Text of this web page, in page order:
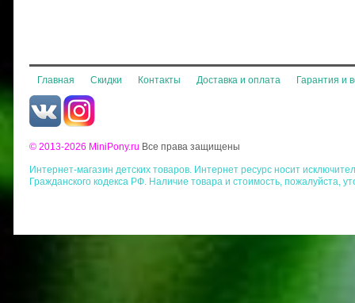
Главная Скидки Контакты Доставка и оплата Гарантия и
© 2013-2026 MiniPony.ru Все права защищены
Интернет-магазин детских товаров. Интернет ресурс носит
Гражданского кодекса РФ. Наличие товара и стоимость, пожалуйста,